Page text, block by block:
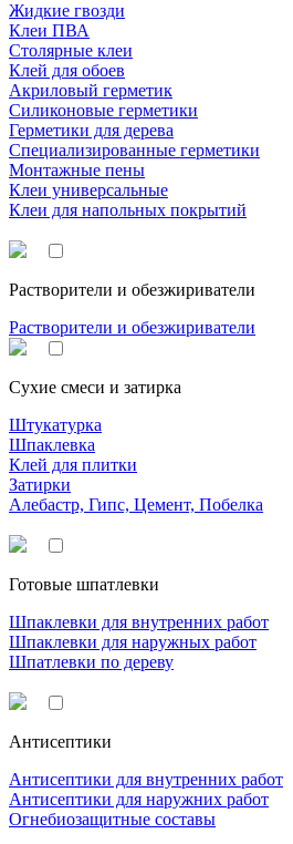
Жидкие гвозди
Клеи ПВА
Столярные клеи
Клей для обоев
Акриловый герметик
Силиконовые герметики
Герметики для дерева
Специализированные герметики
Монтажные пены
Клеи универсальные
Клеи для напольных покрытий
Растворители и обезжириватели
Растворители и обезжириватели
Сухие смеси и затирка
Штукатурка
Шпаклевка
Клей для плитки
Затирки
Алебастр, Гипс, Цемент, Побелка
Готовые шпатлевки
Шпаклевки для внутренних работ
Шпаклевки для наружных работ
Шпатлевки по дереву
Антисептики
Антисептики для внутренних работ
Антисептики для наружних работ
Огнебиозащитные составы